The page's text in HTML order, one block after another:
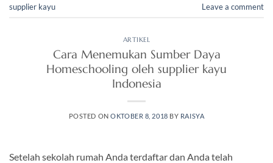
supplier kayu
Leave a comment
ARTIKEL
Cara Menemukan Sumber Daya
Homeschooling oleh supplier kayu
Indonesia
POSTED ONOKTOBER 8, 2018 BY RAISYA
Setelah sekolah rumah Anda terdaftar dan Anda telah